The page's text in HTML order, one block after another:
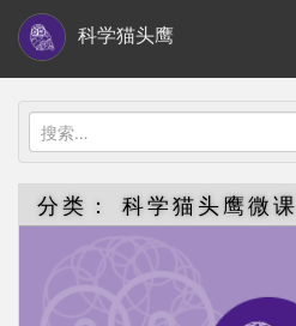
i
科学猫头鹰
搜
索：
分类： 科学猫头鹰微课